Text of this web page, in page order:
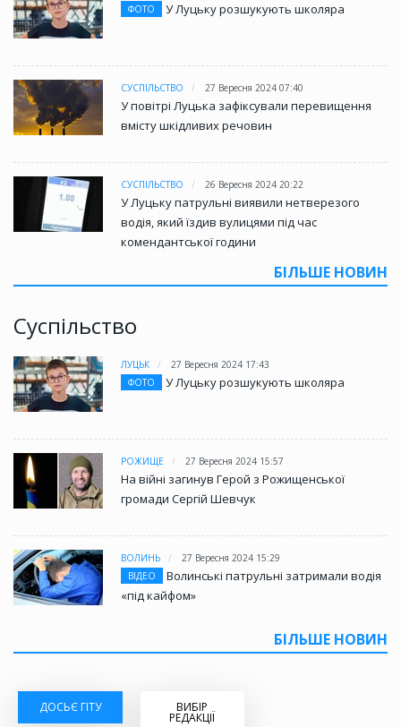
ФОТО
У Луцьку розшукують школяра
СУСПІЛЬСТВО 27 Вересня 2024 07:40
У повітрі Луцька зафіксували перевищення
вмісту шкідливих речовин
СУСПІЛЬСТВО 26 Вересня 2024 20:22
У Луцьку патрульні виявили нетверезого
водія, який їздив вулицями під час
комендантської години
БІЛЬШЕ НОВИН
Суспільство
ЛУЦЬК
27 Вересня 2024 17:43
ФОТО
У Луцьку розшукують школяра
РОЖИЩЕ 27 Вересня 2024 15:57
На війні загинув Герой з Рожищенської
громади Сергій Шевчук
ВОЛИНЬ
27 Вересня 2024 15:29
ВІДЕО
Волинські патрульні затримали водія
«під кайфом»
БІЛЬШЕ НОВИН
ДОСЬЄ ГІТУ ВИБІР
РЕДАКЦІЇ